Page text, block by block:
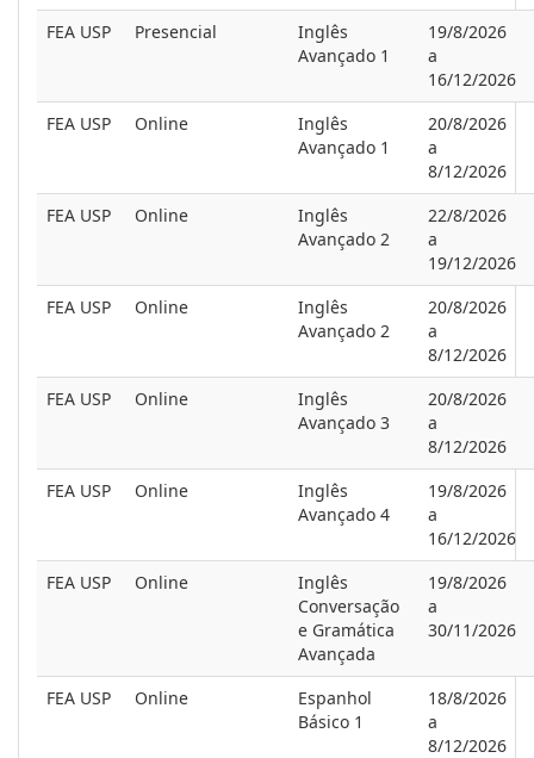
FEA USP
Presencial
Inglês
Avançado 1
19/8/2026
a
16/12/2026
FEA USP
Online
Inglês
Avançado 1
20/8/2026
a
8/12/2026
FEA USP
Online
Inglês
Avançado 2
22/8/2026
a
19/12/2026
FEA USP
Online
Inglês
Avançado 2
20/8/2026
a
8/12/2026
FEA USP
Online
Inglês
Avançado 3
20/8/2026
a
8/12/2026
FEA USP
Online
Inglês
Avançado 4
19/8/2026
a
16/12/2026
FEA USP
Online
Inglês
Conversação
e Gramática
Avançada
19/8/2026
a
30/11/2026
FEA USP Online
Espanhol
Básico 1
18/8/2026
a
8/12/2026